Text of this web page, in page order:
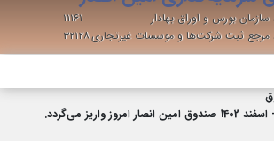
بورس و اوراق بهادار
۱۱۱۶۱
مرجع ثبت شرکت‌ها و موسسات غیرتجاری۳۲۱۲۸
امروز واریز می‌گردد.